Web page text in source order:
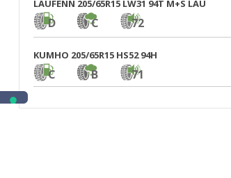
LAUFENN 205/65R15 LW31 94T M+S LAU
D C 72
KUMHO 205/65R15 HS52 94H
C B 71